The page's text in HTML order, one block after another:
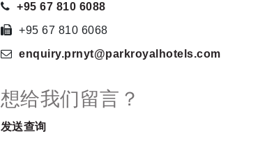
+95 67 810 6088
+95 67 810 6068
enquiry.prnyt@parkroyalhotels.com
想给我们留言？
发送查询